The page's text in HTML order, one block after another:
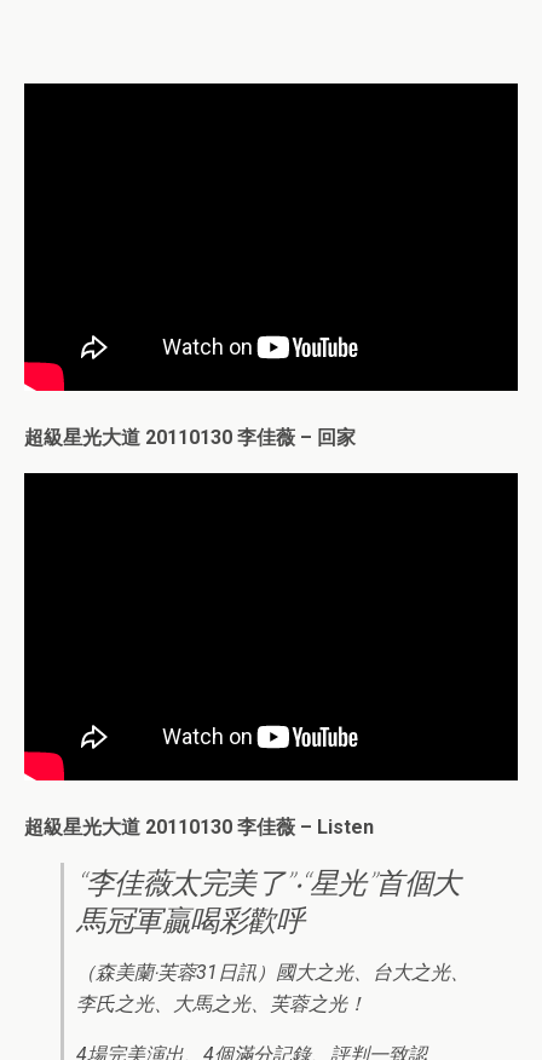
超級星光大道 20110130 李佳薇 – 回家
超級星光大道 20110130 李佳薇 – Listen
“李佳薇太完美了”‧“星光”首個大
馬冠軍贏喝彩歡呼
（森美蘭‧芙蓉31日訊）國大之光、台大之光、
李氏之光、大馬之光、芙蓉之光！
4場完美演出、4個滿分記錄、評判一致認